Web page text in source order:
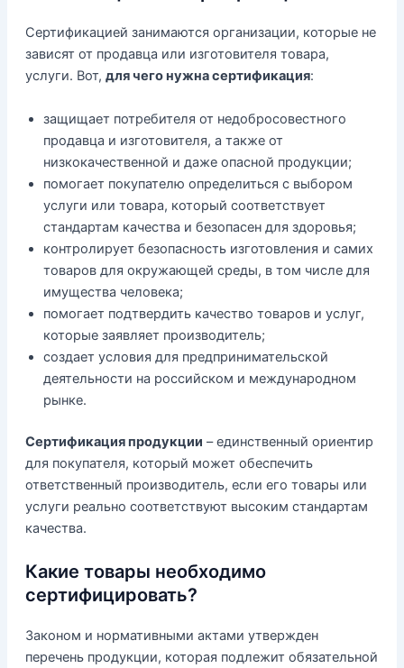
Сертификацией занимаются организации, которые не
зависят от продавца или изготовителя товара,
услуги. Вот, для чего нужна сертификация:
защищает потребителя от недобросовестного
продавца и изготовителя, а также от
низкокачественной и даже опасной продукции;
помогает покупателю определиться с выбором
услуги или товара, который соответствует
стандартам качества и безопасен для здоровья;
контролирует безопасность изготовления и самих
товаров для окружающей среды, в том числе для
имущества человека;
помогает подтвердить качество товаров и услуг,
которые заявляет производитель;
создает условия для предпринимательской
деятельности на российском и международном
рынке.
Сертификация продукции – единственный ориентир
для покупателя, который может обеспечить
ответственный производитель, если его товары или
услуги реально соответствуют высоким стандартам
качества.
Какие товары необходимо
сертифицировать?
Законом и нормативными актами утвержден
перечень продукции, которая подлежит обязательной